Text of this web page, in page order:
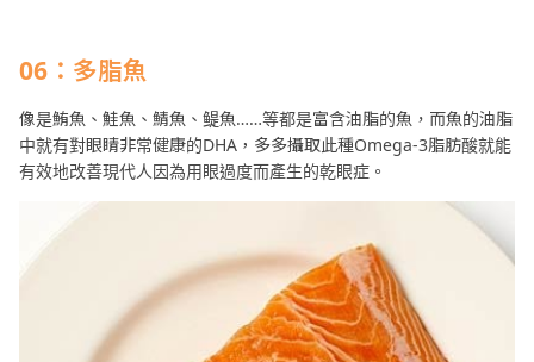
06：多脂魚
像是鮪魚、鮭魚、鯖魚、鳀魚……等都是富含油脂的魚，而魚的油脂
中就有對眼睛非常健康的DHA，多多攝取此種Omega-3脂肪酸就能
有效地改善現代人因為用眼過度而產生的乾眼症。